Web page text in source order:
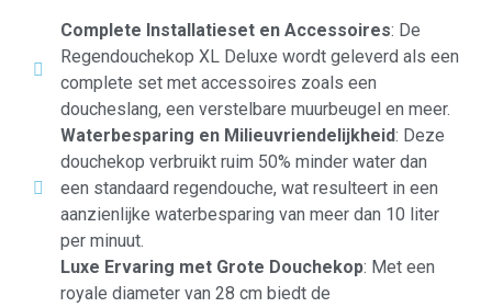
Complete Installatieset en Accessoires: De
Regendouchekop XL Deluxe wordt geleverd als een
complete set met accessoires zoals een
doucheslang, een verstelbare muurbeugel en meer.
Waterbesparing en Milieuvriendelijkheid: Deze
douchekop verbruikt ruim 50% minder water dan
een standaard regendouche, wat resulteert in een
aanzienlijke waterbesparing van meer dan 10 liter
per minuut.
Luxe Ervaring met Grote Douchekop: Met een
royale diameter van 28 cm biedt de